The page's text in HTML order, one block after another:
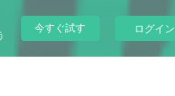
今すぐ試す ログイン